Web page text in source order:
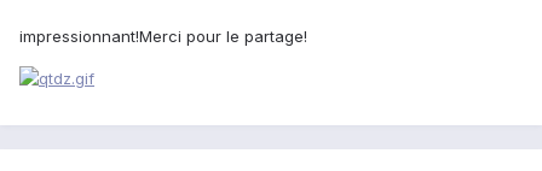
impressionnant!Merci pour le partage!